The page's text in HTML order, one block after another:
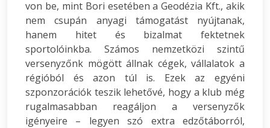
von be, mint Bori esetében a Geodézia Kft., akik
nem csupán anyagi támogatást nyújtanak,
hanem hitet és bizalmat fektetnek
sportolóinkba. Számos nemzetközi szintű
versenyzőnk mögött állnak cégek, vállalatok a
régióból és azon túl is. Ezek az egyéni
szponzorációk teszik lehetővé, hogy a klub még
rugalmasabban reagáljon a versenyzők
igényeire – legyen szó extra edzőtáborról,